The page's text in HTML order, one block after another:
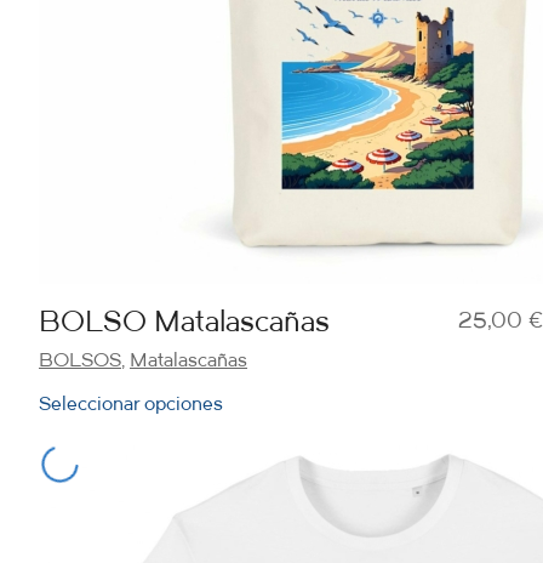
BOLSO Matalascañas
BOLSOS, Matalascañas
Seleccionar opciones
25,00 €